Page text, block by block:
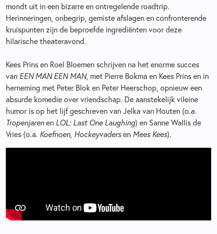
mondt uit in een bizarre en ontregelende roadtrip.
Herinneringen, onbegrip, gemiste afslagen en confronterende
kruispunten zijn de beproefde ingrediënten voor deze
hilarische theateravond.
Kees Prins en Roel Bloemen schrijven na het enorme succes
van EEN MAN EEN MAN, met Pierre Bokma en Kees Prins en in
herneming met Peter Blok en Peter Heerschop, opnieuw een
absurde komedie over vriendschap. De aanstekelijk vileine
humor is op het lijf geschreven van Jelka van Houten (o.a.
Tropenjarenen LOL: Last One Laughing) en Sanne Wallis de
Vries (o.a. Koefnoen, Hockeyvadersen Mees Kees).